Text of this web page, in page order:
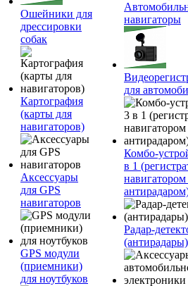
Ошейники для
дрессировки
собак
Картография
(карты для
навигаторов)
Аксессуары
для GPS
навигаторов
GPS модули
(приемники)
для ноутбуков
навигаторы
для
Комбо-
в 1
Радар-
(антирадары)